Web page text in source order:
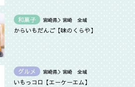
和菓子 宮崎県＞宮崎 全域
からいもだんご【味のくらや】
グルメ 宮崎県＞宮崎 全域
いもっコロ【エーケーエム】